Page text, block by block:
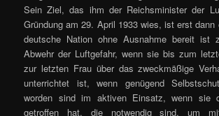
Sein Ziel, das ihm der Reichsminister der
Gründung am 29. April 1933 wies, ist erst dann
deutsche Nation ohne Ausnahme bereit ist
Abwehr der Luftgefahr, wenn sie bis zum
zur letzten Frau über das zweckmäßige
unterrichtet ist, wenn genügend
worden sind im aktiven Einsatz, wenn sie
getroffen hat, die notwendig sind, um